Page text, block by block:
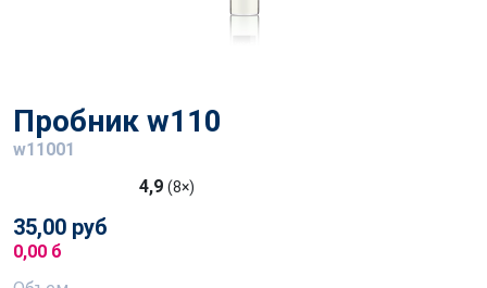
Пробник w110
w11001
4,9 (8×)
35,00 руб
0,00 б